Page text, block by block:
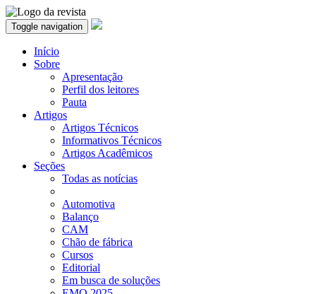
Toggle navigation
Início
Sobre
Apresentação
Perfil dos leitores
Pauta
Artigos
Artigos Técnicos
Informativos Técnicos
Artigos Acadêmicos
Seções
Todas as notícias
Automotiva
Balanço
CAM
Chão de fábrica
Cursos
Editorial
Em busca de soluções